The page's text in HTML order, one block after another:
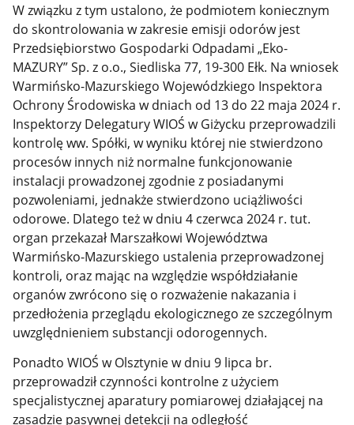
W związku z tym ustalono, że podmiotem koniecznym
do skontrolowania w zakresie emisji odorów jest
Przedsiębiorstwo Gospodarki Odpadami „Eko-
MAZURY” Sp. z o.o., Siedliska 77, 19-300 Ełk. Na wniosek
Warmińsko-Mazurskiego Wojewódzkiego Inspektora
Ochrony Środowiska w dniach od 13 do 22 maja 2024 r.
Inspektorzy Delegatury WIOŚ w Giżycku przeprowadzili
kontrolę ww. Spółki, w wyniku której nie stwierdzono
procesów innych niż normalne funkcjonowanie
instalacji prowadzonej zgodnie z posiadanymi
pozwoleniami, jednakże stwierdzono uciążliwości
odorowe. Dlatego też w dniu 4 czerwca 2024 r. tut.
organ przekazał Marszałkowi Województwa
Warmińsko-Mazurskiego ustalenia przeprowadzonej
kontroli, oraz mając na względzie współdziałanie
organów zwrócono się o rozważenie nakazania i
przedłożenia przeglądu ekologicznego ze szczególnym
uwzględnieniem substancji odorogennych.
Ponadto WIOŚ w Olsztynie w dniu 9 lipca br.
przeprowadził czynności kontrolne z użyciem
specjalistycznej aparatury pomiarowej działającej na
zasadzie pasywnej detekcji na odległość